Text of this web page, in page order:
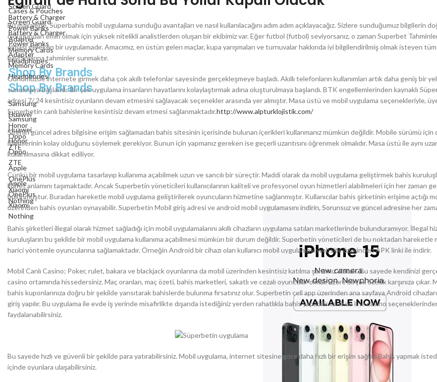
Screen Guard
Battery & Charger
Power Banks
Adapter
Memory Cards
Headphones
Shop By Brands
Samsung
Huawei
Honor
Oppo
ZTE
Apple
OnePlus
Xiaomi
Nothing
Cases & Pouches
Screen Guard
Battery & Charger
Power Banks
Adapter
Memory Cards
Headphones
Shop By Brands
Samsung
Huawei
Honor
Oppo
ZTE
Apple
OnePlus
Xiaomi
Nothing
Bu makalede, Süperbahis mobil uygulama sunduğu avantajları ve nasıl kullanılacağını adım adım açıklayacağız. Sizlere sunduğumuz bilgilerin
olduğundan emin olmak için yüksek nitelikli analistlerden oluşan bir ekibimiz var. Eğer futbol (futbol) seviyorsanız, o zaman Superbet
olması gereken bir uygulamadır. Amacımız, en üstün gelen maçlar, kupa yarışmaları ve turnuvalar hakkında iyi bilgilendirilmiş olmak isteyen
hayranlarına tahminler sunmaktır.
Günümüzde internete girmek daha çok akıllı telefonlar sayesinde gerçekleşmeye başladı. Akıllı telefonların kullanımları artık daha geniş bir
sunulmaya başlandı. Bir çok uygulama insanların hayatlarını kolaylaştırmak adına oluşturulmaya başlandı. BTK engellemlerinden kaynaklı
adresi 7/ 24 kesintisiz oyunların devam etmesini sağlayacak seçenekler arasında yer almıştır. Masa üstü ve mobil uygulama seçenekleriyle,
Süperbetin canlı bahislerine kesintisiz devam etmesi sağlanmaktadır.http://www.alpturklojistik.com/
Sitenin güncel adres bilgisine erişim sağlamadan bahis sitesinin içerisinde bulunan içerikleri kullanmanız mümkün değildir. Mobile sürümü için
işlemlerinin kolay olduğunu söylemek gerekiyor. Bunun için yapmanız gereken ise geçerli uzantısını öğrenmek olmalıdır. Masa üstü ile aynı
kullanılmasına dikkat ediliyor.
Çünkü bir mobil uygulama tasarlayıp kullanıma açabilmek uzun ve sancılı bir süreçtir. Maddi olarak da mobil uygulama geliştirmek bahis
külfet anlamını taşımaktadır. Ancak Superbetin yöneticileri kullanıcılarının kaliteli ve profesyonel oyun hizmetleri alabilmeleri için her zaman
bulunmuştur. Buradan hareketle mobil uygulama geliştirilerek oyuncuların hizmetine sağlanmıştır. Kullanıcılar bahis şirketinin erişime açtığı
üzerinden bahis oyunları oynayabilir. Superbetin Mobil giriş adresi ve android mobil uygulamasını indirin, Sorunsuz ve güncel adresine her
Bahis şirketleri illegal olarak hizmet sağladığı için mobil uygulamalarını akıllı cihazların uygulama satılan marketlerinde bulunduramıyor. İllegal
kuruluşların bu şekilde bir mobil uygulama kullanıma açabilmesi mümkün bir durum değildir. Superbetin yöneticileri de bu noktadan hareketle
harici yöntemle oyuncularına sağlamaktadır. Örneğin Android bir cihazı olan kullanıcı mobil uygulamayı website üzerinden APK linki ile indirir.
Mobil Canlı Casino; Poker, rulet, bakara ve blackjack oyunlarına da mobil üzerinden kesintisiz katılma şansınız olacak. Bu sayede kendinizi
casino ortamında hissedersiniz. Maç oranları, maç özeti, bahis marketleri, sakatlı ve cezalı oyuncular olmak üzere birçok özellik karşınıza çıkar.
bahis kuponlarınıza doğru bir şekilde yansıtarak bahislerde bulunma fırsatınız olur. Superbetin cell app üzerinden ana sayfaya Android
giriş yapılır. Bu uygulama ile evde iş yerinde misafirlikte dışarıda istediğiniz yerden rahatlıkla bahis yapabilir canlı on line casino
faydalanabilirsiniz.
Bu sayede hızlı ve güvenli bir şekilde para yatırabilirsiniz. Mobil uygulama, internet sitesine göre daha hızlı bir erişim sağlar. Bahis yapmak
içinde oyunlara ulaşabilirsiniz.